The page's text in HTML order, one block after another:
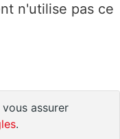
n'utilise pas ce
assurer
.